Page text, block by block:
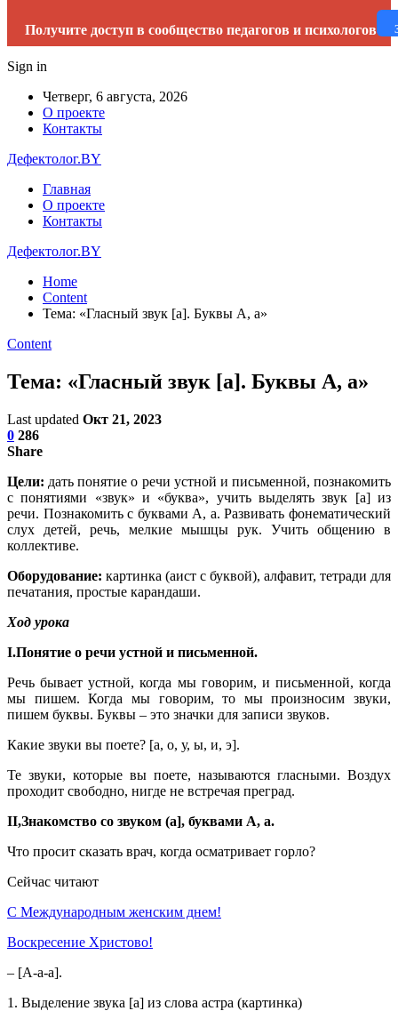
Получите доступ в сообщество педагогов и психологов
Sign in
Четверг, 6 августа, 2026
О проекте
Контакты
Дефектолог.BY
Главная
О проекте
Контакты
Дефектолог.BY
Home
Content
Тема: «Гласный звук [а]. Буквы А, а»
Content
Тема: «Гласный звук [а]. Буквы А, а»
Last updated Окт 21, 2023
0 286
Share
Цели: дать понятие о речи устной и письменной, познакомить
с понятиями «звук» и «буква», учить выделять звук [а] из
речи. Познакомить с буквами А, а. Развивать фонематический
слух детей, речь, мелкие мышцы рук. Учить общению в
коллективе.
Оборудование: картинка (аист с буквой), алфавит, тетради для
печатания, простые карандаши.
Ход урока
I.Понятие о речи устной и письменной.
Речь бывает устной, когда мы говорим, и письменной, когда
мы пишем. Когда мы говорим, то мы произносим звуки,
пишем буквы. Буквы – это значки для записи звуков.
Какие звуки вы поете? [а, о, у, ы, и, э].
Те звуки, которые вы поете, называются гласными. Воздух
проходит свободно, нигде не встречая преград.
II,Знакомство со звуком (а], буквами А, а.
Что просит сказать врач, когда осматривает горло?
Сейчас читают
С Международным женским днем!
Воскресение Xристово!
– [А-а-а].
1. Выделение звука [а] из слова астра (картинка)